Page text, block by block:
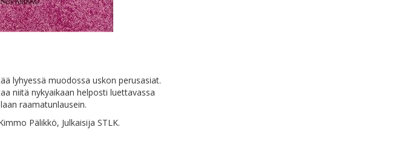
lyhyessä muodossa uskon perusasiat.
niitä nykyaikaan helposti luettavassa
raamatunlausein.
Pälikkö, Julkaisija STLK.